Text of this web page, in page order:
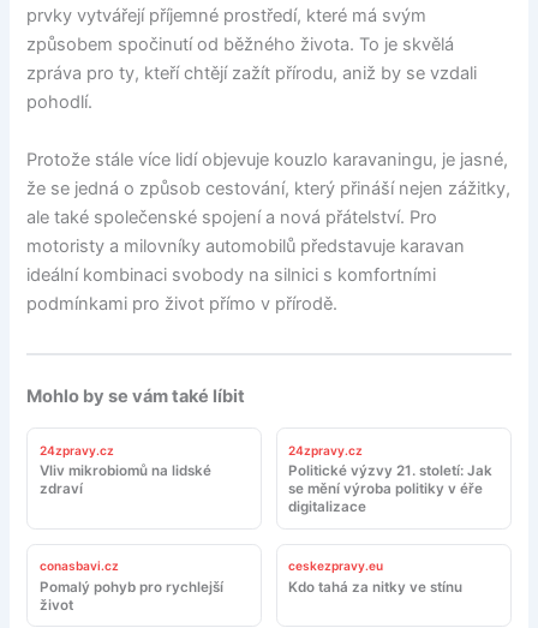
prvky vytvářejí příjemné prostředí, které má svým
způsobem spočinutí od běžného života. To je skvělá
zpráva pro ty, kteří chtějí zažít přírodu, aniž by se vzdali
pohodlí.
Protože stále více lidí objevuje kouzlo karavaningu, je jasné,
že se jedná o způsob cestování, který přináší nejen zážitky,
ale také společenské spojení a nová přátelství. Pro
motoristy a milovníky automobilů představuje karavan
ideální kombinaci svobody na silnici s komfortními
podmínkami pro život přímo v přírodě.
Mohlo by se vám také líbit
24zpravy.cz
Vliv mikrobiomů na lidské
zdraví
24zpravy.cz
Politické výzvy 21. století: Jak
se mění výroba politiky v éře
digitalizace
conasbavi.cz
Pomalý pohyb pro rychlejší
život
ceskezpravy.eu
Kdo tahá za nitky ve stínu